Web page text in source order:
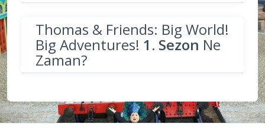
Thomas & Friends: Big World!
Big Adventures! 1. Sezon Ne
Zaman?